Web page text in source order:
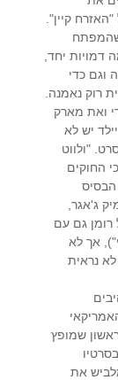
קיין".
שהמפתח
דמויות יחד,
וגם כדי
רוק נאמנה.
ואת מארק
יש לא
"ולווט
החוקים
ג'אגר,
רומן גם עם
אך לא
נראית
שמופץ
את